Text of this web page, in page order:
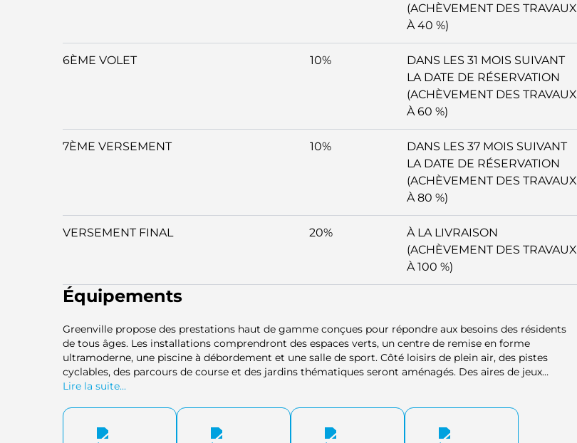
(ACHÈVEMENT DES TRAVAUX
À 40 %)
6ÈME VOLET 10%
DANS LES 31 MOIS SUIVANT
LA DATE DE RÉSERVATION
(ACHÈVEMENT DES TRAVAUX
À 60 %)
7ÈME VERSEMENT 10%
DANS LES 37 MOIS SUIVANT
LA DATE DE RÉSERVATION
(ACHÈVEMENT DES TRAVAUX
À 80 %)
VERSEMENT FINAL 20%
À LA LIVRAISON
(ACHÈVEMENT DES TRAVAUX
À 100 %)
Équipements
Greenville propose des prestations haut de gamme conçues pour répondre aux besoins des résidents
de tous âges. Les installations comprendront des espaces verts, un centre de remise en forme
ultramoderne, une piscine à débordement et une salle de sport. Côté loisirs de plein air, des pistes
cyclables, des parcours de course et des jardins thématiques seront aménagés. Des aires de jeux
d'aventure sont prévues pour les enfants, ainsi que des restaurants et des commerces pour les achats
le bien-être des résidents en permanence.
Lire la suite...